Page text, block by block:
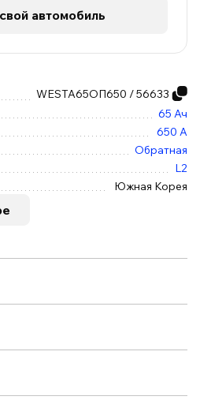
WESTA65ОП650 / 56633
65 Ач
650 А
Обратная
L2
Южная Корея
автомобиль